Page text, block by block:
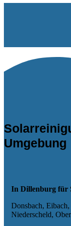
Umgebung
In Dillenburg für
Donsbach,
Niederscheld,